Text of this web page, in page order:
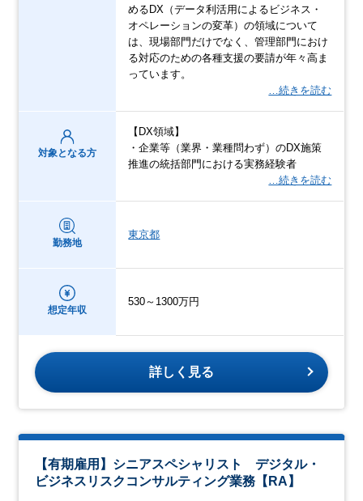
めるDX（データ利活用によるビジネス・
オペレーションの変革）の領域について
は、現場部門だけでなく、管理部門におけ
る対応のための各種支援の要請が年々高ま
っています。
…続きを読む
対象となる方
【DX領域】
・企業等（業界・業種問わず）のDX施策
推進の統括部門における実務経験者
…続きを読む
勤務地
東京都
想定年収
530～1300万円
詳しく見る
【有期雇用】シニアスペシャリスト デジタル・
ビジネスリスクコンサルティング業務【RA】